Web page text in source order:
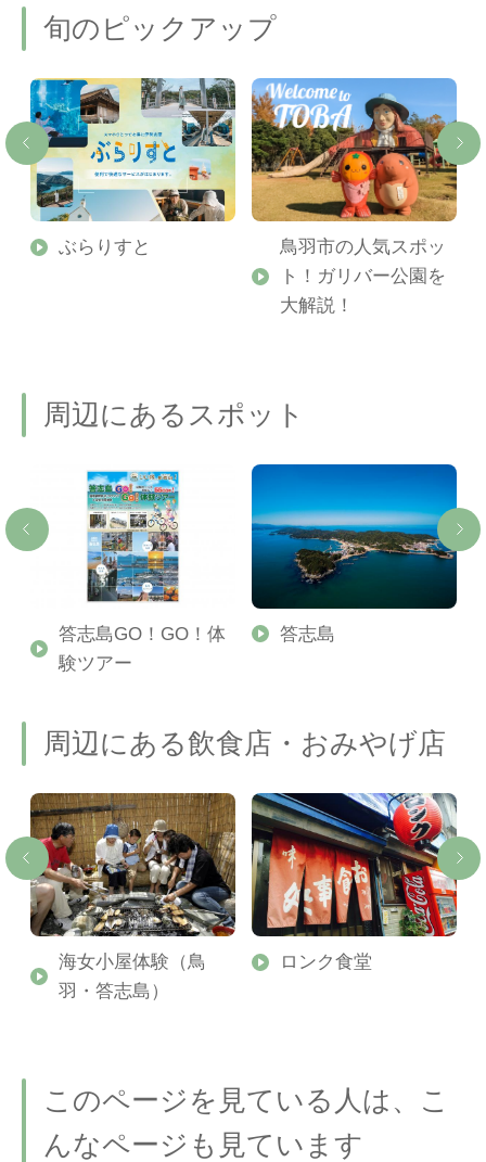
旬のピックアップ
ぶらりすと
鳥羽市の人気スポッ
ト！ガリバー公園を
大解説！
周辺にあるスポット
答志島GO！GO！体
験ツアー
答志島
周辺にある飲食店・おみやげ店
海女小屋体験（鳥
羽・答志島）
ロンク食堂
このページを見ている人は、こ
んなページも見ています